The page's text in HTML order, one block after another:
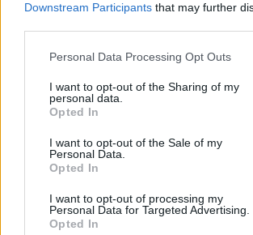
Downstream Participants that may further
Personal Data Processing Opt Outs
I want to opt-out of the Sharing of my
personal data.
Opted In
I want to opt-out of the Sale of my
Personal Data.
Opted In
I want to opt-out of processing my
Personal Data for Targeted Advertising.
Opted In
KOMMENTTIA
Anu
2 kuukautta sitten
Täältä pitäis karkottaa ensimmäisen rikoksen
armoon.omia rikollisiakin on ihan liikaa.Pois